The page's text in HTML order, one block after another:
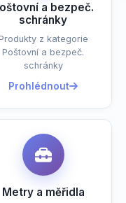
a bezpeč.
schránky
Produkty z kategorie
Poštovní a bezpeč.
schránky
Prohlédnout
Metry a měřidla